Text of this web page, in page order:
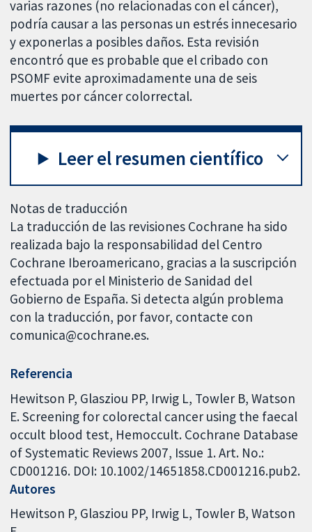
varias razones (no relacionadas con el cáncer),
podría causar a las personas un estrés innecesario
y exponerlas a posibles daños. Esta revisión
encontró que es probable que el cribado con
PSOMF evite aproximadamente una de seis
muertes por cáncer colorrectal.
Leer el resumen científico
Notas de traducción
La traducción de las revisiones Cochrane ha sido
realizada bajo la responsabilidad del Centro
Cochrane Iberoamericano, gracias a la suscripción
efectuada por el Ministerio de Sanidad del
Gobierno de España. Si detecta algún problema
con la traducción, por favor, contacte con
comunica@cochrane.es.
Referencia
Hewitson P, Glasziou PP, Irwig L, Towler B, Watson
E. Screening for colorectal cancer using the faecal
occult blood test, Hemoccult. Cochrane Database
of Systematic Reviews 2007, Issue 1. Art. No.:
CD001216. DOI: 10.1002/14651858.CD001216.pub2.
Autores
Hewitson P Glasziou PP Irwig L Towler B Watson